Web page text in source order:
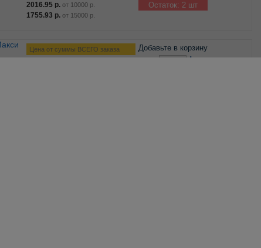
2016.95 р. от 10000 р.
1755.93 р. от 15000 р.
Остаток: 2 шт
Цена от суммы ВСЕГО заказа Добавьте в корзину
– +